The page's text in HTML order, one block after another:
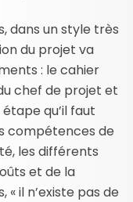
dans un style très
du projet va
: le cahier
chef de projet et
qu’il faut
compétences de
les différents
et de la
il n’existe pas de